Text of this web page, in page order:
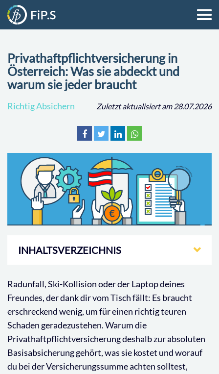
Privathaftpflichtversicherung in
Österreich: Was sie abdeckt und
warum sie jeder braucht
Richtig Absichern Zuletzt aktualisiert am 28.07.2026
INHALTSVERZEICHNIS
Radunfall, Ski-Kollision oder der Laptop deines
Freundes, der dank dir vom Tisch fällt: Es braucht
erschreckend wenig, um für einen richtig teuren
Schaden geradezustehen. Warum die
Privathaftpflichtversicherung deshalb zur absoluten
Basisabsicherung gehört, was sie kostet und worauf
du bei der Versicherungssumme achten solltest,